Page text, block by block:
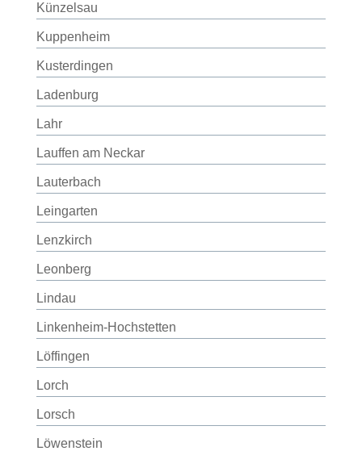
Künzelsau
Kuppenheim
Kusterdingen
Ladenburg
Lahr
Lauffen am Neckar
Lauterbach
Leingarten
Lenzkirch
Leonberg
Lindau
Linkenheim-Hochstetten
Löffingen
Lorch
Lorsch
Löwenstein